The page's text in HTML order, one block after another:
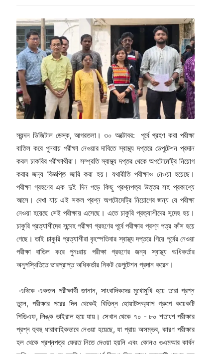
স্যন্দন ডিজিটাল ডেস্ক, আগরতলা। ৩০ অক্টোবর: পূর্বে গ্রহণ করা পরীক্ষা
বাতিল করে পুনরায় পরীক্ষা নেওয়ার দাবিতে স্বাস্থ্য দপ্তরে ডেপুটেশন প্রদান
করল চাকরির পরীক্ষার্থীরা। সম্প্রতি স্বাস্থ্য দপ্তর থেকে অপটোমেট্রি নিয়োগ
করার জন্য বিজ্ঞপ্তি জারি করা হয়। যথারীতি পরীক্ষাও নেওয়া হয়েছে।
পরীক্ষা গ্রহণের এক দুই দিন পড়ে কিছু প্রশ্নপত্র উত্তর সহ প্রকাশ্যে
আসে। দেখা যায় এই সকল প্রশ্ন অপটোমেট্রি নিয়োগের জন্য যে পরীক্ষা
নেওয়া হয়েছে সেই পরীক্ষায় এসেছে। এতে চাকুরি প্রত্যাশীদের সন্দেহ হয়।
চাকুরি প্রত্যাশীদের সন্দেহ পরীক্ষা গ্রহণের পূর্বে পরীক্ষার প্রশ্ন পত্র ফাঁস হয়ে
গেছে। তাই চাকুরি প্রত্যাশীরা বৃহস্পতিবার স্বাস্থ্য দপ্তরে গিয়ে পূর্বের নেওয়া
পরীক্ষা বাতিল করে পুনঃরায় পরীক্ষা গ্রহণের জন্য স্বাস্থ্য অধিকর্তার
অনুপস্থিতিতে ভারপ্রাপ্ত অধিকর্তার নিকট ডেপুটেশন প্রদান করেন।
এদিকে একজন পরীক্ষার্থী জানান, সাংবাদিকদের মুখোমুখি হয়ে তারা প্রশ্ন
তুলে, পরীক্ষার পরের দিন থেকেই বিভিন্ন হোয়াটসঅ্যাপ গ্রুপে কয়েকটি
পিডিএফ, লিঙ্ক ভাইরাল হয়ে যায়। সেখান থেকে ৭০ - ৮০ শতাংশ পরীক্ষার
প্রশ্ন হুবহু ধারাবাহিকভাবে নেওয়া হয়েছে, যা প্রায় অসম্ভব, কারণ পরীক্ষার
হল থেকে প্রশ্নপত্র ফেরত নিতে দেওয়া হয়নি এবং কোনও ওএমআর কার্বন